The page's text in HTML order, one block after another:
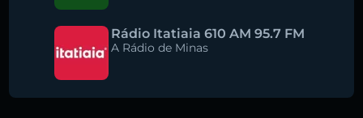
Rádio Itatiaia 610 AM 95.7 FM
A Rádio de Minas